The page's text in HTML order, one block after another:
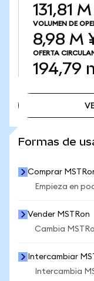
131,81
VOLUMEN DE
8,98 M
OFERTA
194,79
Formas de
Comprar
Empieza en
Vender MSTRon
Cambia
Intercambiar
Intercambia